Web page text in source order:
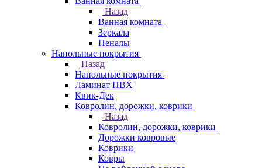
Назад
Ванная комната
Зеркала
Пеналы
Напольные покрытия
Назад
Напольные покрытия
Ламинат ПВХ
Квик-Дек
Ковролин, дорожки, коврики
Назад
Ковролин, дорожки, коврики
Дорожки ковровые
Коврики
Ковры